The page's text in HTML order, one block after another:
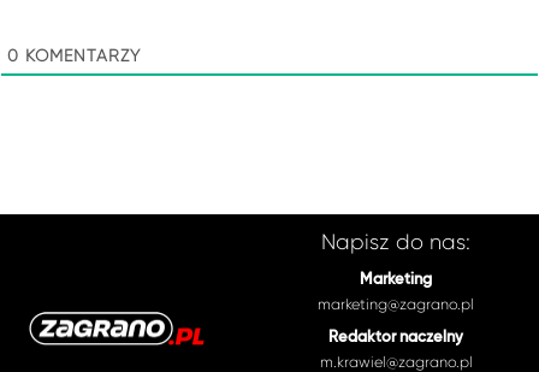
0 KOMENTARZY
Napisz do nas:
Marketing
marketing@zagrano.pl
Redaktor naczelny
m.krawiel@zagrano.pl